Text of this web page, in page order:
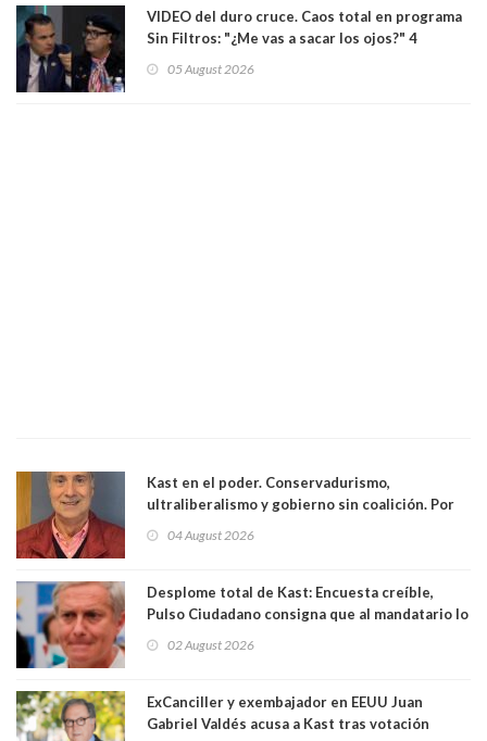
VIDEO del duro cruce. Caos total en programa
Sin Filtros: "¿Me vas a sacar los ojos?" 4
excarabinero que dejó ciego a Gustavo Gatica:
05 August 2026
Kast en el poder. Conservadurismo,
ultraliberalismo y gobierno sin coalición. Por
04 August 2026
Desplome total de Kast: Encuesta creíble,
Pulso Ciudadano consigna que al mandatario lo
sacó en primera vuelta. Rechazo es de 58.9% y
64.8%
02 August 2026
ExCanciller y exembajador en EEUU Juan
Gabriel Valdés acusa a Kast tras votación